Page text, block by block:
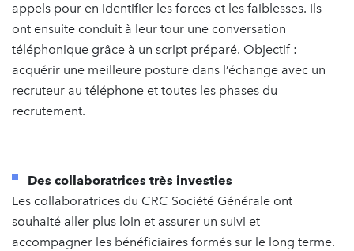
appels pour en identifier les forces et les faiblesses. Ils
ont ensuite conduit à leur tour une conversation
téléphonique grâce à un script préparé. Objectif :
acquérir une meilleure posture dans l’échange avec un
recruteur au téléphone et toutes les phases du
recrutement.
Des collaboratrices très investies
Les collaboratrices du CRC Société Générale ont
souhaité aller plus loin et assurer un suivi et
accompagner les bénéficiaires formés sur le long terme.